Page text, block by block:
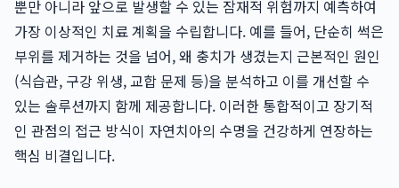
뿐만 아니라 앞으로 발생할 수 있는 잠재적 위험까지 예측하여
가장 이상적인 치료 계획을 수립합니다. 예를 들어, 단순히 썩은
부위를 제거하는 것을 넘어, 왜 충치가 생겼는지 근본적인 원인
(식습관, 구강 위생, 교합 문제 등)을 분석하고 이를 개선할 수
있는 솔루션까지 함께 제공합니다. 이러한 통합적이고 장기적
인 관점의 접근 방식이 자연치아의 수명을 건강하게 연장하는
핵심 비결입니다.